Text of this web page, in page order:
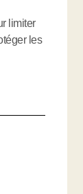
limiter
les